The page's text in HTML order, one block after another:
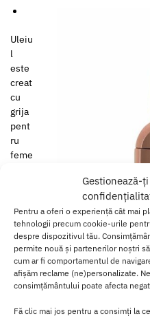
Gestionează-ți
Pentru a oferi o experiență cât mai
tehnologii precum cookie-urile
despre dispozitivul tău.
permite nouă și partenerilor noștri
cum ar fi comportamentul de
afișăm reclame (ne)personalizate.
consimțământului poate afecta
Fă clic mai jos pentru a consimți la
Uleiu
l
este
creat
cu
grija
pent
ru
feme
tate
si
apre
ciat in mod special de cupluri ,
naturale si ulei de seminte de
conceputa pentru a
Aprinzand o experienta intima